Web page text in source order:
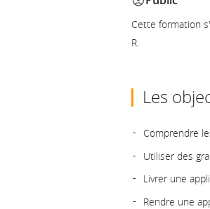
Cette formation
R.
Les
Comprendre
Utiliser des
Livrer une
Rendre une